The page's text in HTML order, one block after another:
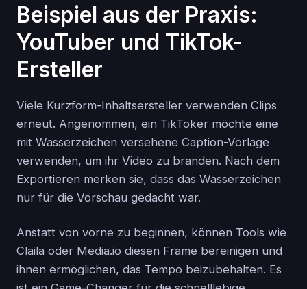
Beispiel aus der Praxis:
YouTuber und TikTok-
Ersteller
Viele Kurzform-Inhaltsersteller verwenden Clips
erneut. Angenommen, ein TikToker möchte eine
mit Wasserzeichen versehene Caption-Vorlage
verwenden, um ihr Video zu branden. Nach dem
Exportieren merken sie, dass das Wasserzeichen
nur für die Vorschau gedacht war.
Anstatt von vorne zu beginnen, können Tools wie
Claila oder Media.io diesen Frame bereinigen und
ihnen ermöglichen, das Tempo beizubehalten. Es